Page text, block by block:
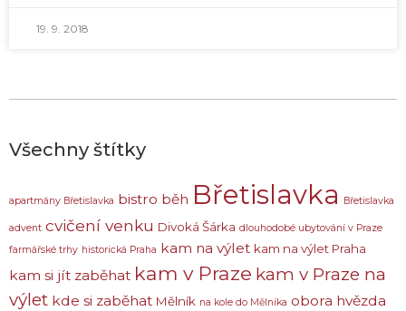
19. 9. 2018
Všechny štítky
apartmány Břetislavka bistro běh Břetislavka Břetislavka
advent cvičení venku Divoká Šárka dlouhodobé ubytování v Praze
farmářské trhy historická Praha kam na výlet kam na výlet Praha
kam si jít zaběhat kam v Praze kam v Praze na
výlet kde si zaběhat Mělník na kole do Mělníka obora hvězda